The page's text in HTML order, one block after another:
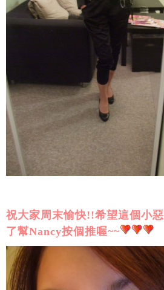
祝大家周末愉快!!希望這個小
了幫Nancy按個推喔~~